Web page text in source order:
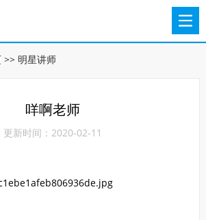
>> 明星讲师
咩啊老师
更新时间：2020-02-11